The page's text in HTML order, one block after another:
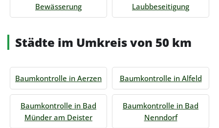
Bewässerung Laubbeseitigung
Städte im Umkreis von 50 km
Baumkontrolle in Aerzen Baumkontrolle in Alfeld
Baumkontrolle in Bad
Münder am Deister
Baumkontrolle in Bad
Nenndorf